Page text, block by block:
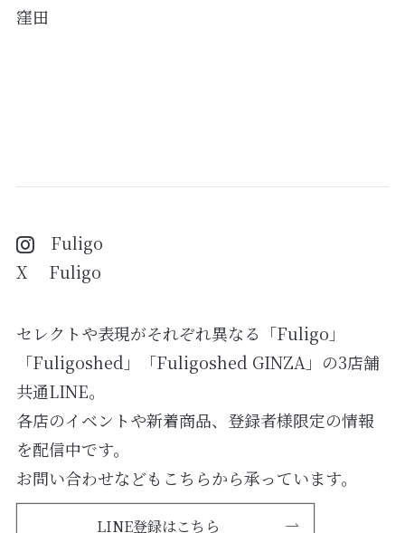
窪田
Fuligo
X Fuligo
セレクトや表現がそれぞれ異なる「Fuligo」
「Fuligoshed」「Fuligoshed GINZA」の3店舗
共通LINE。
各店のイベントや新着商品、登録者様限定の情報
を配信中です。
お問い合わせなどもこちらから承っています。
LINE登録はこちら